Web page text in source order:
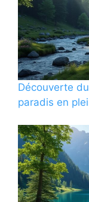
Découverte
paradis en